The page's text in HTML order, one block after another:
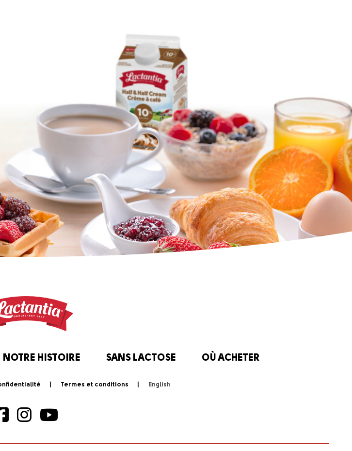
NOTRE HISTOIRE SANS LACTOSE OÙ ACHETER
Termes et conditions